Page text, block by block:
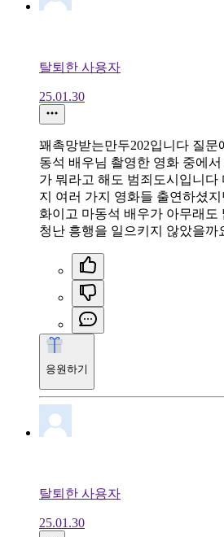
탈퇴한 사용자
25.01.30
꽤촉망받는만두202입니다 질
동석 배우님 촬영한 영화 중에
가 뭐라고 해도 범죄도시입니다
지 여러 가지 영화들 출연하셨
화이고 마동석 배우가 아무래도
청난 흥행을 일으키지 않았을까
응원하기
탈퇴한 사용자
25.01.30